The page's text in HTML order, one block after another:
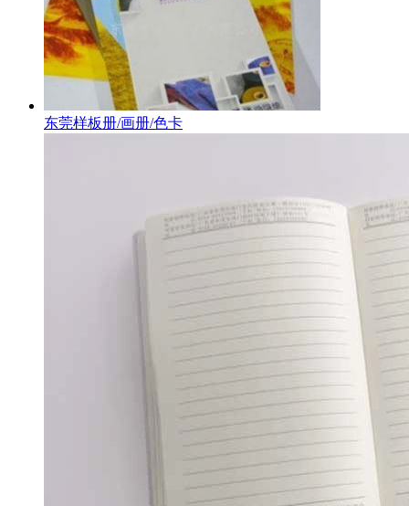
东莞样板册/画册/色卡